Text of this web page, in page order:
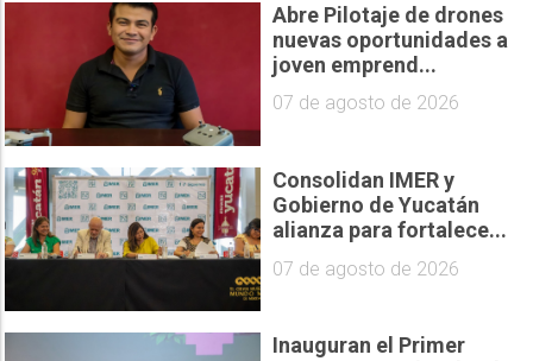
Abre Pilotaje de drones
nuevas oportunidades a
joven emprend...
07 de agosto de 2026
Consolidan IMER y
Gobierno de Yucatán
alianza para fortalece...
07 de agosto de 2026
Inauguran el Primer